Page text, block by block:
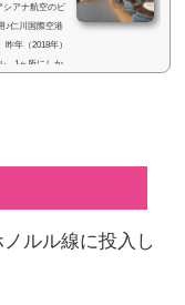
シアナ航空のビ
♪仁川国際空港
年（2018年）
。1ヶ所にしか
ルル線に投入し